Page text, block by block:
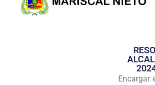
Encargar